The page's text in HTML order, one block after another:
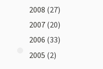
2008 (27)
2007 (20)
2006 (33)
2005 (2)